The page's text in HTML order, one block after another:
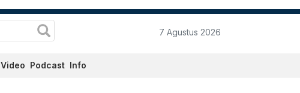
7 Agustus 2026
Video Podcast Info